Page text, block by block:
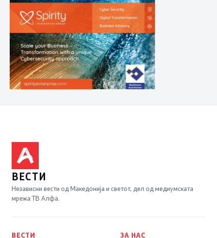
ВЕСТИ
Независни вести од Македонија и светот, дел од медиумската
мрежа ТВ Алфа.
ВЕСТИ ЗА НАС